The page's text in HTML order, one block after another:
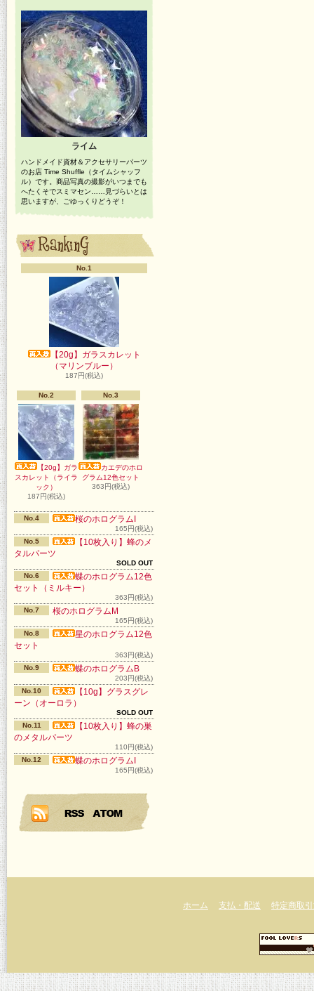
ライム
ハンドメイド資材＆アクセサリーパーツ
のお店 Time Shuffle（タイムシャッフ
ル）です。商品写真の撮影がいつまでも
へたくそでスミマセン……見づらいとは
思いますが、ごゆっくりどうぞ！
No.1
【20g】ガラスカレット
（マリンブルー）
187円(税込)
No.2
【20g】ガラ
スカレット（ライラ
ック）
187円(税込)
No.3
カエデのホロ
グラム12色セット
363円(税込)
No.4 桜のホログラムI
165円(税込)
No.5
【10枚入り】蜂のメ
タルパーツ
SOLD OUT
No.6
蝶のホログラム12色
セット（ミルキー）
363円(税込)
No.7
桜のホログラムM
165円(税込)
No.8
星のホログラム12色
セット
363円(税込)
No.9
蝶のホログラムB
203円(税込)
No.10
【10g】グラスグレ
ーン（オーロラ）
SOLD OUT
No.11
【10枚入り】蜂の巣
のメタルパーツ
110円(税込)
No.12
蝶のホログラムI
165円(税込)
ホーム 支払・配送 特定商取